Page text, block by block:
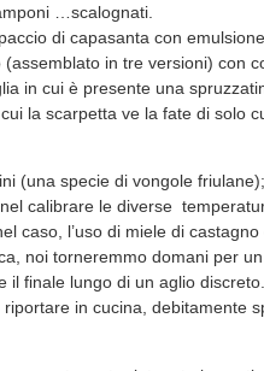
…scalognati.
di capasanta con
in tre versioni) con
in cui è presente una
la scarpetta ve la fate di solo
(una specie di vongole
calibrare le diverse
caso, l’uso di miele di castagno
noi torneremmo domani per
il finale lungo di un aglio discreto.
in cucina, debitamente